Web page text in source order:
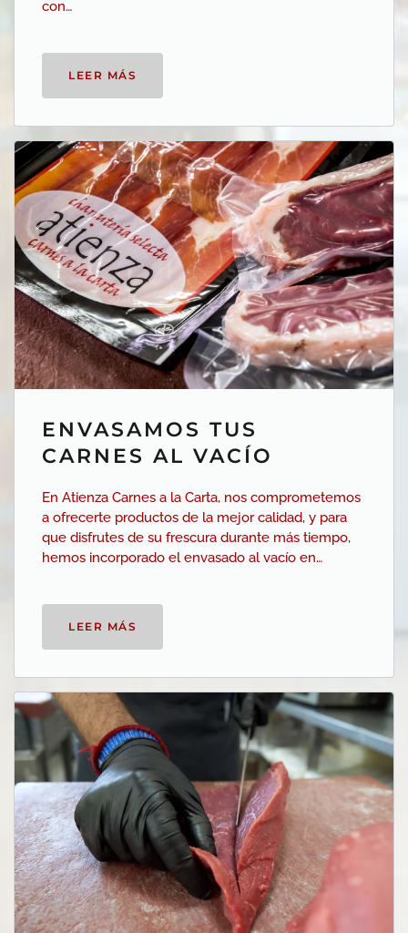
con…
LEER MÁS
ENVASAMOS TUS
CARNES AL VACÍO
En Atienza Carnes a la Carta, nos comprometemos
a ofrecerte productos de la mejor calidad, y para
que disfrutes de su frescura durante más tiempo,
hemos incorporado el envasado al vacío en…
LEER MÁS